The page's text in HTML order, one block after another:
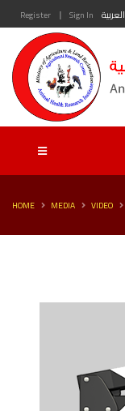
Register | Sign In العربية
HOME MEDIA VIDEO